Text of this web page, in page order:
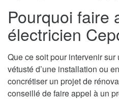
Pourquoi faire
électricien
Que ce soit pour intervenir
vétusté d’une installation ou
concrétiser un projet de
conseillé de faire appel à un